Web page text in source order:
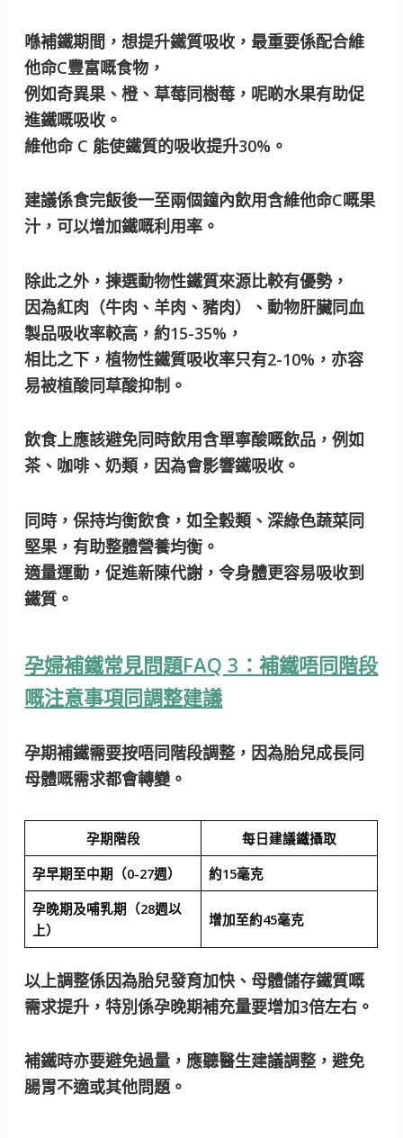
喺補鐵期間，想提升鐵質吸收，最重要係配合維
他命C豐富嘅食物，
例如奇異果、橙、草莓同樹莓，呢啲水果有助促
進鐵嘅吸收。
維他命 C 能使鐵質的吸收提升30%。
建議係食完飯後一至兩個鐘內飲用含維他命C嘅果
汁，可以增加鐵嘅利用率。
除此之外，揀選動物性鐵質來源比較有優勢，
因為紅肉（牛肉、羊肉、豬肉）、動物肝臟同血
製品吸收率較高，約15-35%，
相比之下，植物性鐵質吸收率只有2-10%，亦容
易被植酸同草酸抑制。
飲食上應該避免同時飲用含單寧酸嘅飲品，例如
茶、咖啡、奶類，因為會影響鐵吸收。
同時，保持均衡飲食，如全穀類、深綠色蔬菜同
堅果，有助整體營養均衡。
適量運動，促進新陳代謝，令身體更容易吸收到
鐵質。
孕婦補鐵常見問題FAQ 3：補鐵唔同階段
嘅注意事項同調整建議
孕期補鐵需要按唔同階段調整，因為胎兒成長同
母體嘅需求都會轉變。
孕期階段
每日建議鐵攝取
孕早期至中期（0-27週）
約15毫克
孕晚期及哺乳期（28週以
上）
增加至約45毫克
以上調整係因為胎兒發育加快、母體儲存鐵質嘅
需求提升，特別係孕晚期補充量要增加3倍左右。
補鐵時亦要避免過量，應聽醫生建議調整，避免
腸胃不適或其他問題。